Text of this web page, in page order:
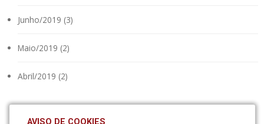
Junho/2019 (3)
Maio/2019 (2)
Abril/2019 (2)
AVISO DE COOKIES